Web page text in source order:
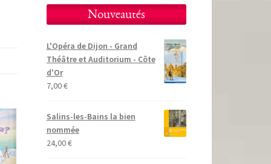
Nouveautés
L'Opéra de Dijon - Grand
Théâtre et Auditorium - Côte
d'Or
7,00€
Salins-les-Bains la bien
nommée
24,00€